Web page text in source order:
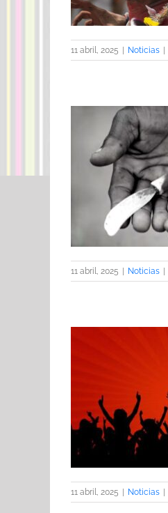
11 abril, 2025 Noticias
contra
11 abril, 2025 Noticias
11 abril, 2025 Noticias